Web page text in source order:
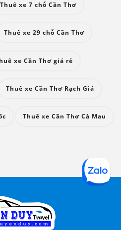
Thuê xe 7 chỗ Cần Thơ
Thuê xe 29 chỗ Cần Thơ
xe Cần Thơ giá rẻ
Thuê xe Cần Thơ Rạch Giá
Thuê xe Cần Thơ Cà Mau